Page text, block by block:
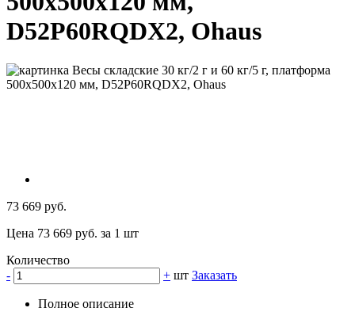
D52P60RQDX2, Ohaus
73 669 руб.
Цена 73 669 руб. за 1 шт
Количество
-
+ шт Заказать
Полное описание